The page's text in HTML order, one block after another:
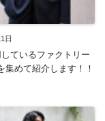
日
ているファクトリー
集めて紹介します！！